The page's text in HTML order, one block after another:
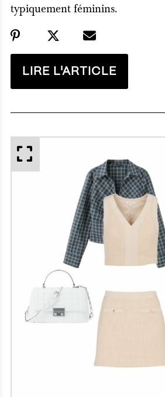
typiquement féminins.
LIRE L'ARTICLE
APERÇU